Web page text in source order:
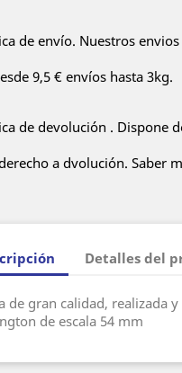
de envío. Nuestros
9,5 € envíos hasta 3kg.
de devolución . Dispone
a dvolución. Saber
Detalles del
de gran calidad, realizada
de escala 54 mm